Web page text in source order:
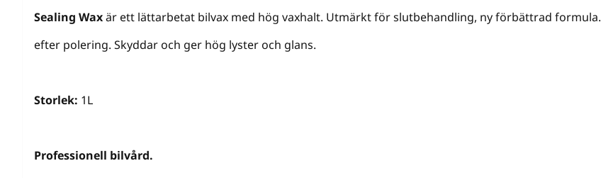
Sealing Waxär ett lättarbetat bilvax med hög vaxhalt. Utmärkt för slutbehandling, ny förbättrad formula.
efter polering. Skyddar och ger hög lyster och glans.
Storlek: 1L
Professionell bilvård.